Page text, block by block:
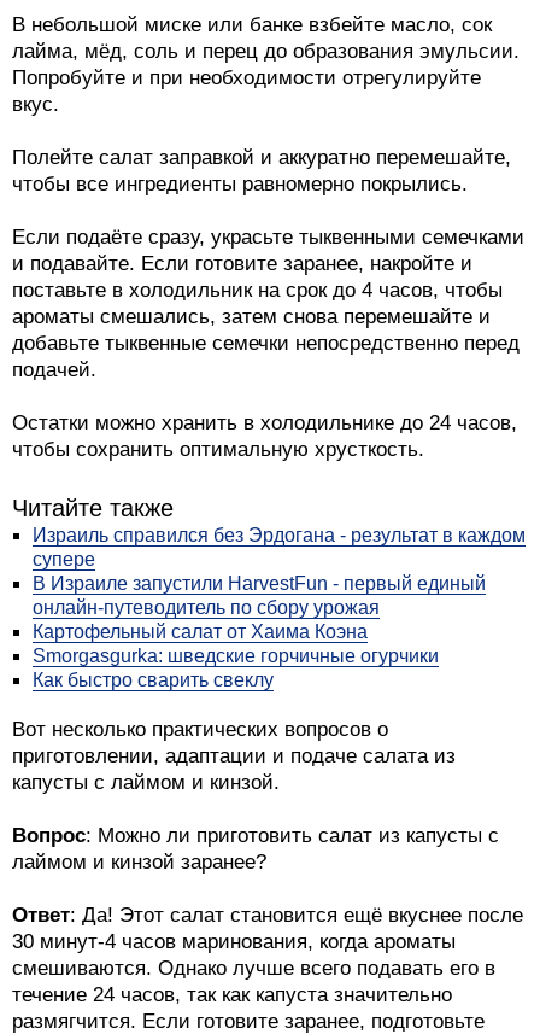
В небольшой миске или банке взбейте масло, сок
лайма, мёд, соль и перец до образования эмульсии.
Попробуйте и при необходимости отрегулируйте
вкус.
Полейте салат заправкой и аккуратно перемешайте,
чтобы все ингредиенты равномерно покрылись.
Если подаёте сразу, украсьте тыквенными семечками
и подавайте. Если готовите заранее, накройте и
поставьте в холодильник на срок до 4 часов, чтобы
ароматы смешались, затем снова перемешайте и
добавьте тыквенные семечки непосредственно перед
подачей.
Остатки можно хранить в холодильнике до 24 часов,
чтобы сохранить оптимальную хрусткость.
Читайте также
Израиль справился без Эрдогана - результат в каждом
супере
В Израиле запустили HarvestFun - первый единый
онлайн-путеводитель по сбору урожая
Картофельный салат от Хаима Коэна
Smorgasgurka: шведские горчичные огурчики
Как быстро сварить свеклу
Вот несколько практических вопросов о
приготовлении, адаптации и подаче салата из
капусты с лаймом и кинзой.
Вопрос: Можно ли приготовить салат из капусты с
лаймом и кинзой заранее?
Ответ: Да! Этот салат становится ещё вкуснее после
30 минут-4 часов маринования, когда ароматы
смешиваются. Однако лучше всего подавать его в
течение 24 часов, так как капуста значительно
размягчится. Если готовите заранее, подготовьте